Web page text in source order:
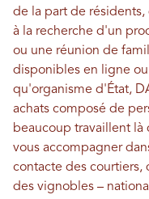
de la part de
à la recherche d'un
ou une réunion de
disponibles en ligne
qu'organisme d'État,
achats composé de
beaucoup travaillent là
vous accompagner
contacte des courtiers,
des vignobles –